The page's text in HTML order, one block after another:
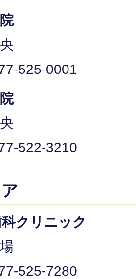
525-0001
522-3210
クリニック
525-7280